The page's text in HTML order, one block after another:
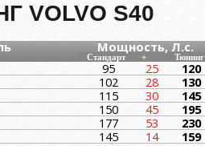
VOLVO S40
Мощность, Л.с.
Стандарт + Тюнинг
95 25 120
102 28 130
115 30 145
150 45 195
177 53 230
145 14 159